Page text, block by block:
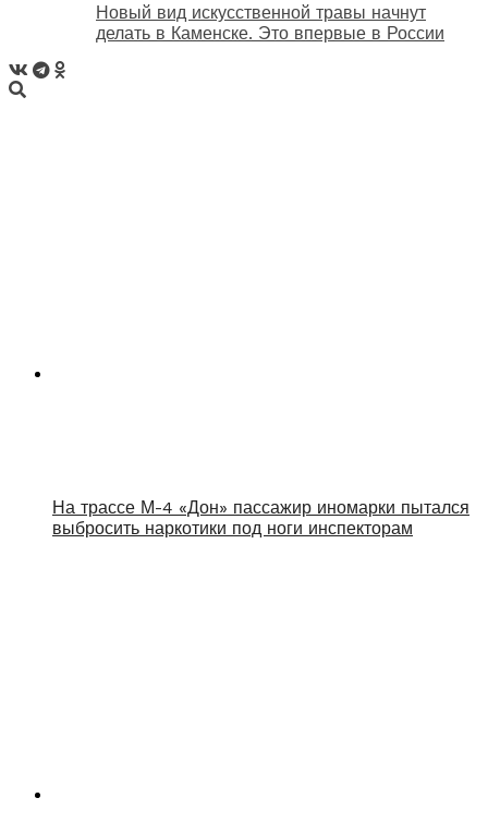
Новый вид искусственной травы начнут
делать в Каменске. Это впервые в России
На трассе М-4 «Дон» пассажир иномарки пытался
выбросить наркотики под ноги инспекторам